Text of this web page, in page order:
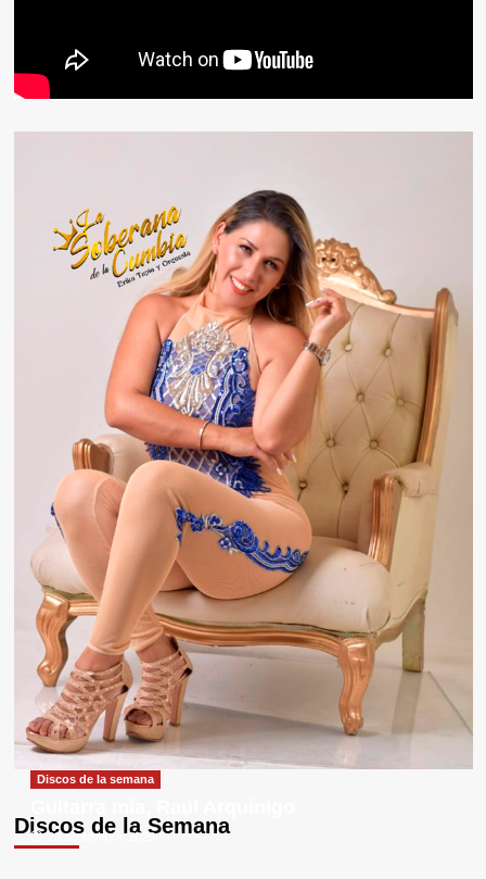
Discos de la Semana
Discos de la semana
29 septiembre, 2025